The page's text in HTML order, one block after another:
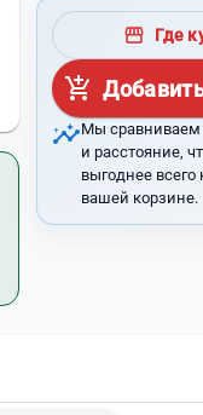
storefront Где
add_shopping_cart
insightsМы сравниваем
и расстояние,
выгоднее всего
вашей корзине.